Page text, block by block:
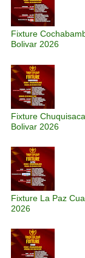
Fixture
Bolivar 2026
Fixture
Bolivar 2026
Fixture La Paz
2026